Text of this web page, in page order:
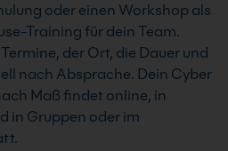
oder einen Workshop als
Training für dein Team.
der Ort, die Dauer und
nach Absprache. Dein Cyber
Maß findet online, in
in Gruppen oder im